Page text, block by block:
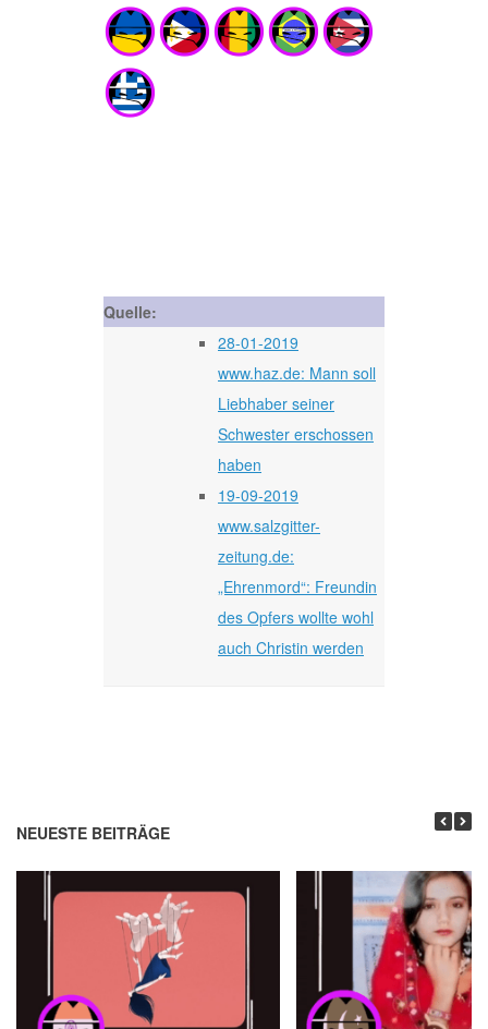
Quelle:
28-01-2019
www.haz.de: Mann soll
Liebhaber seiner
Schwester erschossen
haben
19-09-2019
www.salzgitter-
zeitung.de:
„Ehrenmord“: Freundin
des Opfers wollte wohl
auch Christin werden
NEUESTE BEITRÄGE